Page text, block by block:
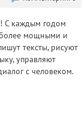
С каждым годом
более мощными и
тексты, рисуют
управляют
с человеком.